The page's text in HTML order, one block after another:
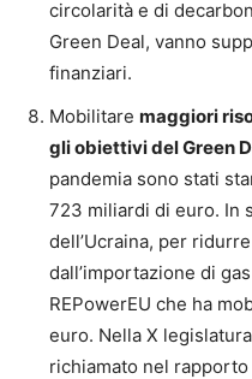
circolarità e di
Green Deal, vanno
finanziari.
Mobilitare maggiori
gli obiettivi del Green
pandemia sono stati
723 miliardi di euro. In
dell’Ucraina, per
dall’importazione di
REPowerEU che ha
euro. Nella X
richiamato nel